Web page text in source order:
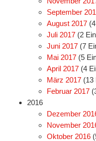
September
August 2017
Juli 2017 (2
Juni 2017 (7
Mai 2017 (5
April 2017 (4
März 2017 (13
Februar 2017
2016
Dezember
November
Oktober 2016